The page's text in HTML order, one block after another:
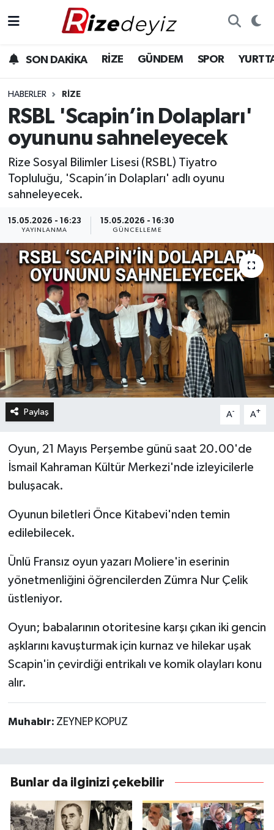
SON DAKİKA RİZE GÜNDEM SPOR
HABERLER RIZE
RSBL 'Scapin’in Dolapları'
oyununu sahneleyecek
Rize Sosyal Bilimler Lisesi (RSBL) Tiyatro
Topluluğu, 'Scapin’in Dolapları' adlı oyunu
sahneleyecek.
15.05.2026 - 16:23
YAYINLANMA
15.05.2026 - 16:30
GÜNCELLEME
Paylaş A- A+
Oyun, 21 Mayıs Perşembe günü saat 20.00'de
İsmail Kahraman Kültür Merkezi'nde izleyicilerle
buluşacak.
Oyunun biletleri Önce Kitabevi'nden temin
edilebilecek.
Ünlü Fransız oyun yazarı Moliere'in eserinin
yönetmenliğini öğrencilerden Zümra Nur Çelik
üstleniyor.
Oyun; babalarının otoritesine karşı çıkan iki gencin
aşklarını kavuşturmak için kurnaz ve hilekar uşak
Scapin'in çevirdiği entrikalı ve komik olayları konu
alır.
Muhabir: ZEYNEP KOPUZ
Bunlar da ilginizi çekebilir
Gündem
Yurttan Haberler
Ekonomi
Teknoloji
Sağlık
Rize Hava Durumu
Rize Trafik Yoğunluk Haritası
Süper Lig Puan Durumu ve Fikstür
Tüm Manşetler
Son Dakika Haberleri
Haber Arşivi